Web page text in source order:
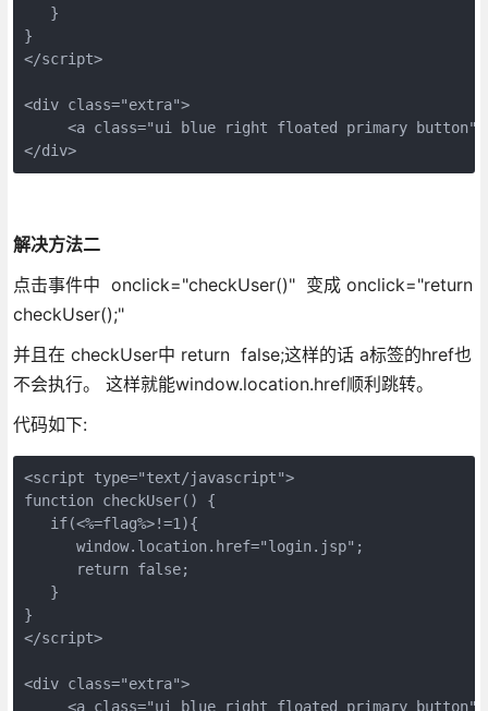
   }
}
</script>
<div class="extra">
<a class="ui blue right floated primary
</div>
解决方法二
点击事件中 onclick="checkUser()" 变成 onclick="return
checkUser();"
并且在 checkUser中 return false;这样的话 a标签的href也
不会执行。 这样就能window.location.href顺利跳转。
代码如下:
<script type="text/javascript">
function checkUser() {
   if(<%=flag%>!=1){
      window.location.href="login.jsp";
      return false;
   }
}
</script>
<div class="extra">
<a class="ui blue right floated primary